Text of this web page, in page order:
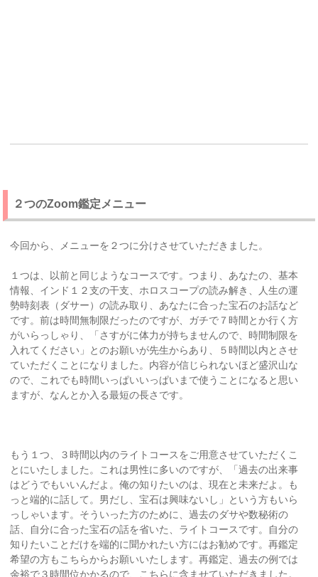
２つのZoom鑑定メニュー
今回から、メニューを２つに分けさせていただきました。
１つは、以前と同じようなコースです。つまり、あなたの、基本
情報、インド１２支の干支、ホロスコープの読み解き、人生の運
勢時刻表（ダサー）の読み取り、あなたに合った宝石のお話など
です。前は時間無制限だったのですが、ガチで７時間とか行く方
がいらっしゃり、「さすがに体力が持ちませんので、時間制限を
入れてください」とのお願いが先生からあり、５時間以内とさせ
ていただくことになりました。内容が信じられないほど盛沢山な
ので、これでも時間いっぱいいっぱいまで使うことになると思い
ますが、なんとか入る最短の長さです。
もう１つ、３時間以内のライトコースをご用意させていただくこ
とにいたしました。これは男性に多いのですが、「過去の出来事
はどうでもいいんだよ。俺の知りたいのは、現在と未来だよ。も
っと端的に話して。男だし、宝石は興味ないし」という方もいら
っしゃいます。そういった方のために、過去のダサや数秘術の
話、自分に合った宝石の話を省いた、ライトコースです。自分の
知りたいことだけを端的に聞かれたい方にはお勧めです。再鑑定
希望の方もこちらからお願いいたします。再鑑定、過去の例では
余裕で３時間位かかるので、こちらに含ませていただきました。